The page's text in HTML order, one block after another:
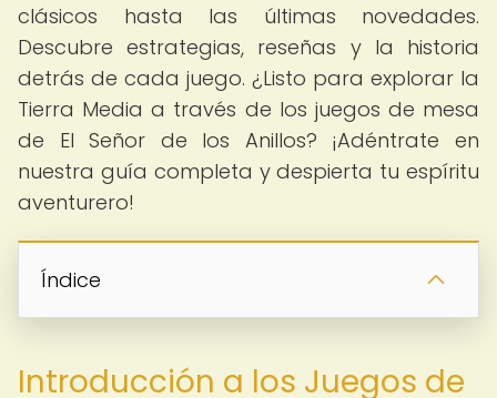
clásicos hasta las últimas novedades.
Descubre estrategias, reseñas y la historia
detrás de cada juego. ¿Listo para explorar la
Tierra Media a través de los juegos de mesa
de El Señor de los Anillos? ¡Adéntrate en
nuestra guía completa y despierta tu espíritu
aventurero!
Índice
Introducción a los Juegos de